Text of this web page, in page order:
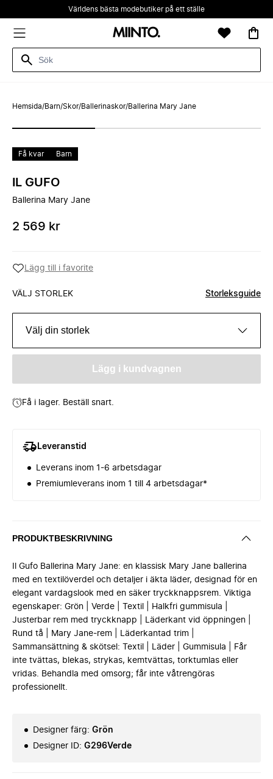
Världens bästa modebutiker på ett ställe
Hemsida/Barn/Skor/Ballerinaskor/Ballerina Mary Jane
Få kvar Barn
IL GUFO
Ballerina Mary Jane
2 569 kr
Lägg till i favorite
VÄLJ STORLEK Storleksguide
Välj din storlek
Lägg i kundvagnen
Få i lager. Beställ snart.
Leveranstid
Leverans inom 1-6 arbetsdagar
Premiumleverans inom 1 till 4 arbetsdagar*
PRODUKTBESKRIVNING
Il Gufo Ballerina Mary Jane: en klassisk Mary Jane ballerina
med en textilöverdel och detaljer i äkta läder, designad för en
elegant vardagslook med en säker tryckknappsrem. Viktiga
egenskaper: Grön | Verde | Textil | Halkfri gummisula |
Justerbar rem med tryckknapp | Läderkant vid öppningen |
Rund tå | Mary Jane-rem | Läderkantad trim |
Sammansättning & skötsel: Textil | Läder | Gummisula | Får
inte tvättas, blekas, strykas, kemtvättas, torktumlas eller
vridas. Behandla med omsorg; får inte våtrengöras
professionellt.
Designer färg: Grön
Designer ID: G296Verde